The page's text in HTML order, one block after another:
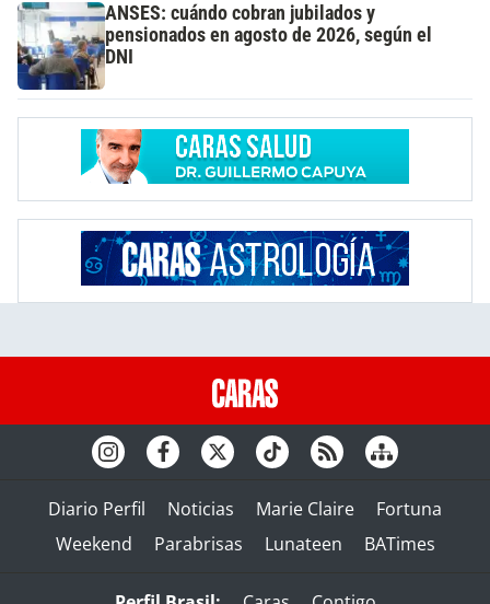
ANSES: cuándo cobran jubilados y
pensionados en agosto de 2026, según el
DNI
Diario Perfil Noticias Marie Claire
Fortuna
Weekend
Parabrisas Lunateen BATimes